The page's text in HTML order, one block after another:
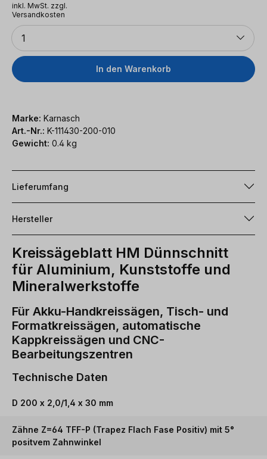
inkl. MwSt. zzgl.
Versandkosten
Anzahl
1
In den Warenkorb
Marke: Karnasch
Art.-Nr.: K-111430-200-010
Gewicht: 0.4 kg
Lieferumfang
Hersteller
Kreissägeblatt HM Dünnschnitt
für Aluminium, Kunststoffe und
Mineralwerkstoffe
Für Akku-Handkreissägen, Tisch- und
Formatkreissägen, automatische
Kappkreissägen und CNC-
Bearbeitungszentren
Technische Daten
D 200 x 2,0/1,4 x 30 mm
Zähne Z=64 TFF-P (Trapez Flach Fase Positiv) mit 5°
positvem Zahnwinkel